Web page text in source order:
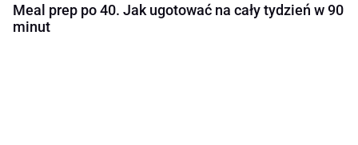
Meal prep po 40. Jak ugotować na cały tydzień w 90
minut